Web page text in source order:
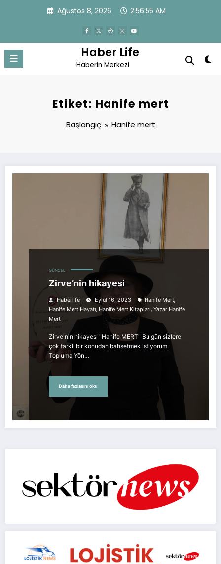
Ağustos 8, 2026 2:56:56 AM
Haber Life
Haberin Merkezi
Etiket: Hanife mert
Başlangıç Hanife mert
GÜNCEL
Zirve’nin hikayesi
Haberlife Eylül 16, 2023 Hanife Mert,
Hanife Mert Hayatı, Hanife Mert Kitapları, Yazar Hanife
Mert
Zirve'nin hikayesi "Hanife MERT" Bu gün sizlere
çok farklı bir konudan bahsetmek istiyorum.
Topluma Yön…
Daha fazlasını oku